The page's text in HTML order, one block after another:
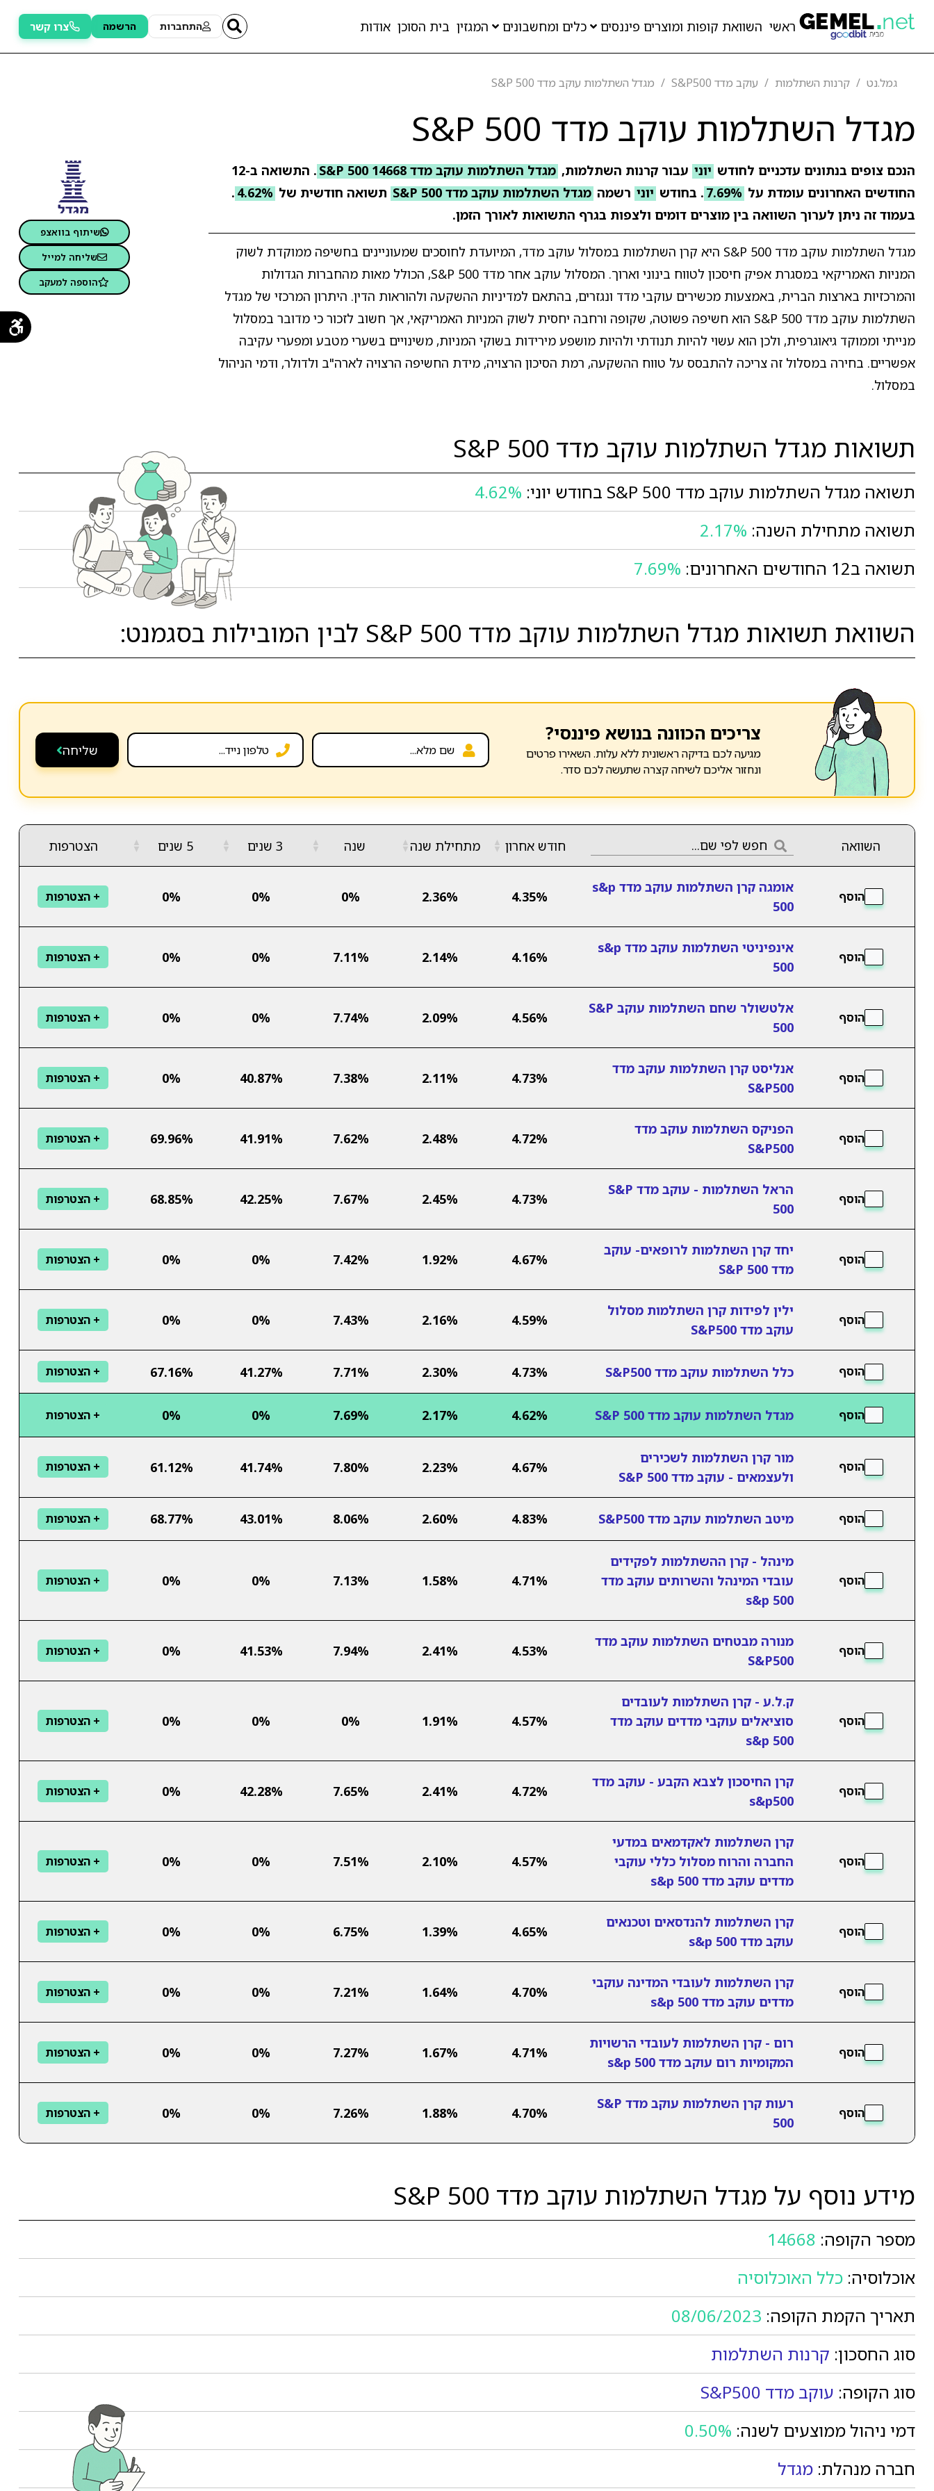
ראשי השוואת קופות ומוצרים פיננסים כלים ומחשבונים המגזין בית הסוכן אודות התחברות הרשמה צרו קשר
גמל.נט קרנות השתלמות עוקב מדד S&P500 מגדל השתלמות עוקב מדד S&P 500
מגדל השתלמות עוקב מדד S&P 500
הנכם צופים בנתונים עדכניים לחודש יוני עבור קרנות השתלמות, מגדל השתלמות עוקב מדד S&P 500 14668
. התשואה ב-12
החודשים האחרונים עומדת על 7.69% . בחודש יוני רשמה מגדל השתלמות עוקב מדד S&P 500 תשואה חודשית של 4.62%
.
בעמוד זה ניתן לערוך השוואה בין מוצרים דומים ולצפות בגרף התשואות לאורך הזמן.
מגדל השתלמות עוקב מדד S&P 500 היא קרן השתלמות במסלול עוקב מדד, המיועדת לחוסכים שמעוניינים בחשיפה ממוקדת לשוק
המניות האמריקאי במסגרת אפיק חיסכון לטווח בינוני וארוך. המסלול עוקב אחר מדד S&P 500, הכולל מאות מהחברות הגדולות
והמרכזיות בארצות הברית, באמצעות מכשירים עוקבי מדד ונגזרים, בהתאם למדיניות ההשקעה ולהוראות הדין. היתרון המרכזי של מגדל
השתלמות עוקב מדד S&P 500 הוא חשיפה פשוטה, שקופה ורחבה יחסית לשוק המניות האמריקאי, אך חשוב לזכור כי מדובר במסלול
מנייתי וממוקד גיאוגרפית, ולכן הוא עשוי להיות תנודתי ולהיות מושפע מירידות בשוקי המניות, משינויים בשערי מטבע ומפערי עקיבה
אפשריים. בחירה במסלול זה צריכה להתבסס על טווח ההשקעה, רמת הסיכון הרצויה, מידת החשיפה הרצויה לארה"ב ולדולר, ודמי הניהול
במסלול.
שיתוף בוואצפ
שליחה למייל
הוספה למעקב
תשואות מגדל השתלמות עוקב מדד S&P 500
תשואה מגדל השתלמות עוקב מדד S&P 500 בחודש יוני:
4.62%
תשואה מתחילת השנה: 2.17%
תשואה ב12 החודשים האחרונים:
7.69%
השוואת תשואות מגדל השתלמות עוקב מדד S&P 500 לבין המובילות בסגמנט:
צריכים הכוונה בנושא פיננסי?
מגיעה לכם בדיקה ראשונית ללא עלות. השאירו פרטים
ונחזור אליכם לשיחה קצרה שתעשה לכם סדר.
שליחה
השוואה חודש אחרון ▲
▼ מתחילת שנה▲
▼ שנה ▲
▼ 3 שנים ▲
▼ 5 שנים ▲
▼ הצטרפות
הוסף
אומגה קרן השתלמות עוקב מדד s&p
500
4.35%
2.36%
0%
0%
0% + הצטרפות
הוסף
אינפיניטי השתלמות עוקב מדד s&p
500
4.16%
2.14%
7.11%
0%
0% + הצטרפות
הוסף
אלטשולר שחם השתלמות עוקב S&P
500
4.56%
2.09%
7.74%
0%
0% + הצטרפות
הוסף
אנליסט קרן השתלמות עוקב מדד
S&P500
4.73%
2.11%
7.38%
40.87%
0% + הצטרפות
הוסף
הפניקס השתלמות עוקב מדד
S&P500
4.72%
2.48%
7.62%
41.91%
69.96% + הצטרפות
הוסף
הראל השתלמות - עוקב מדד S&P
500
4.73%
2.45%
7.67%
42.25%
68.85% + הצטרפות
הוסף
יחד קרן השתלמות לרופאים- עוקב
מדד S&P 500
4.67%
1.92%
7.42%
0%
0% + הצטרפות
הוסף
ילין לפידות קרן השתלמות מסלול
עוקב מדד S&P500
4.59%
2.16%
7.43%
0%
0% + הצטרפות
הוסף כלל השתלמות עוקב מדד S&P500 4.73%
2.30%
7.71%
41.27%
67.16% + הצטרפות
הוסף מגדל השתלמות עוקב מדד S&P 500 4.62%
2.17%
7.69%
0%
0% + הצטרפות
הוסף
מור קרן השתלמות לשכירים
ולעצמאים - עוקב מדד S&P 500
4.67%
2.23%
7.80%
41.74%
61.12% + הצטרפות
הוסף מיטב השתלמות עוקב מדד S&P500 4.83%
2.60%
8.06%
43.01%
68.77% + הצטרפות
הוסף
מינהל - קרן ההשתלמות לפקידים
עובדי המינהל והשרותים עוקב מדד
s&p 500
4.71%
1.58%
7.13%
0%
0% + הצטרפות
הוסף
מנורה מבטחים השתלמות עוקב מדד
S&P500
4.53%
2.41%
7.94%
41.53%
0% + הצטרפות
הוסף
ק.ל.ע - קרן השתלמות לעובדים
סוציאלים עוקבי מדדים עוקב מדד
s&p 500
4.57%
1.91%
0%
0%
0% + הצטרפות
הוסף
קרן החיסכון לצבא הקבע - עוקב מדד
s&p500
4.72%
2.41%
7.65%
42.28%
0% + הצטרפות
הוסף
קרן השתלמות לאקדמאים במדעי
החברה והרוח מסלול כללי עוקבי
מדדים עוקב מדד s&p 500
4.57%
2.10%
7.51%
0%
0% + הצטרפות
הוסף
קרן השתלמות להנדסאים וטכנאים
עוקב מדד s&p 500
4.65%
1.39%
6.75%
0%
0% + הצטרפות
הוסף
קרן השתלמות לעובדי המדינה עוקבי
מדדים עוקב מדד s&p 500
4.70%
1.64%
7.21%
0%
0% + הצטרפות
הוסף
רום - קרן השתלמות לעובדי הרשויות
המקומיות רום עוקב מדד s&p 500
4.71%
1.67%
7.27%
0%
0% + הצטרפות
הוסף
רעות קרן השתלמות עוקב מדד S&P
500
4.70%
1.88%
7.26%
0%
0% + הצטרפות
מידע נוסף על מגדל השתלמות עוקב מדד S&P 500
מספר הקופה: 14668
אוכלוסיה: כלל האוכלוסיה
תאריך הקמת הקופה: 08/06/2023
סוג החסכון: קרנות השתלמות
סוג הקופה: עוקב מדד S&P500
דמי ניהול ממוצעים לשנה: 0.50%
חברה מנהלת: מגדל